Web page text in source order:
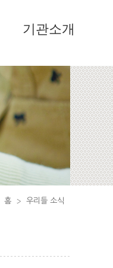
기관소개
홈 우리들 소식